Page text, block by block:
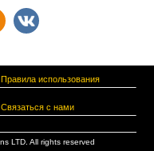
Правила использования
Связаться с нами
LTD. All rights reserved